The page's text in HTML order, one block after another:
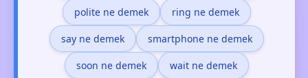
polite ne demek ring ne demek
say ne demek smartphone ne demek
soon ne demek wait ne demek